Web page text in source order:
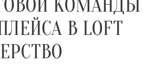
КОМАНДЫ
В LOFT